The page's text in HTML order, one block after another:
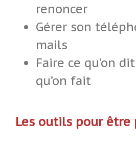
renoncer
Gérer son
mails
Faire ce qu’on
qu’on fait
Les outils pour être